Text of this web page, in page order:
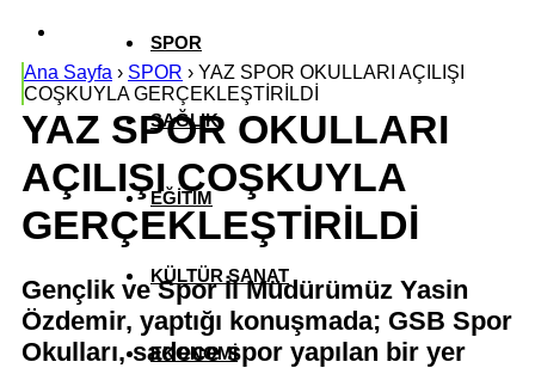
SPOR
SAĞLIK
EĞİTİM
KÜLTÜR SANAT
EKONOMİ
Ana Sayfa › SPOR › YAZ SPOR OKULLARI AÇILIŞI
COŞKUYLA GERÇEKLEŞTİRİLDİ
YAZ SPOR OKULLARI
AÇILIŞI COŞKUYLA
GERÇEKLEŞTİRİLDİ
Gençlik ve Spor İl Müdürümüz Yasin
Özdemir, yaptığı konuşmada; GSB Spor
Okulları, sadece spor yapılan bir yer